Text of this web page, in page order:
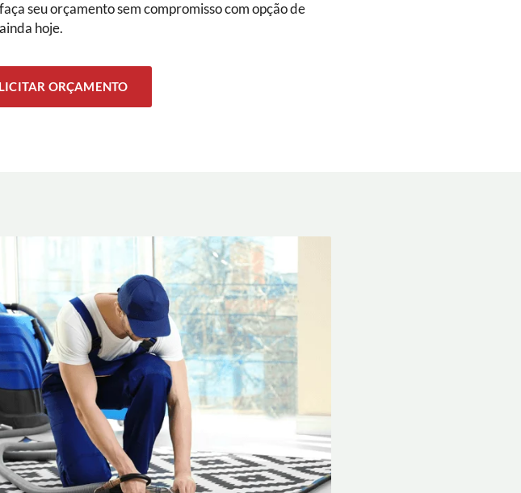
seu orçamento sem compromisso com opção de
hoje.
ORÇAMENTO